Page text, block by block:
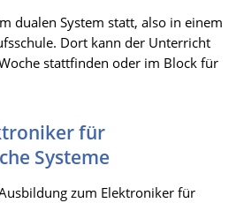
dualen System statt, also in einem
Dort kann der Unterricht
stattfinden oder im Block für
für
Systeme
zum Elektroniker für